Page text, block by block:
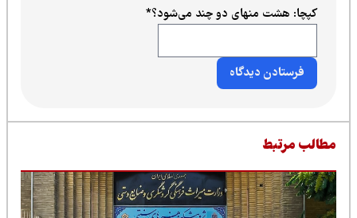
کپچا: هشت منهای دو چند می‌شود؟*
مرتبط